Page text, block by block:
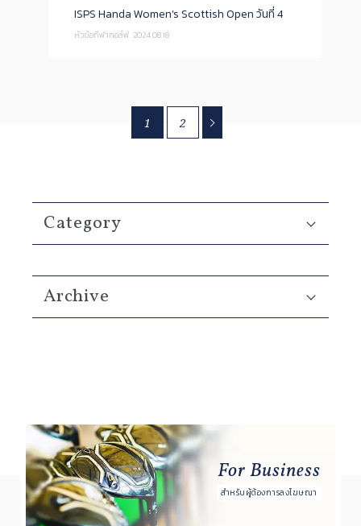
ISPS Handa Women’s Scottish Open วันที่ 4
หัวข้อกีฬากอล์ฟ 2024.08.18
1 2
Category
Archive
For Business
สำหรับผู้ต้องการลงโฆษณา